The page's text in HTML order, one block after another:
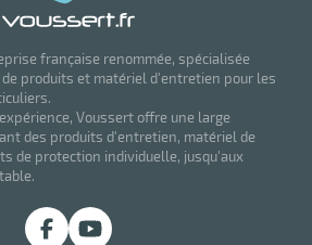
française renommée, spécialisée
produits et matériel d'entretien pour les
Voussert offre une large
des produits d'entretien, matériel de
de protection individuelle, jusqu'aux